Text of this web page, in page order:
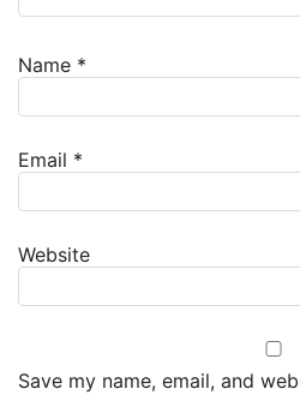
Name *
Email *
Website
Save my name, email, and